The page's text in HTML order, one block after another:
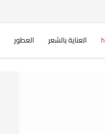
العناية بالشعر العطور